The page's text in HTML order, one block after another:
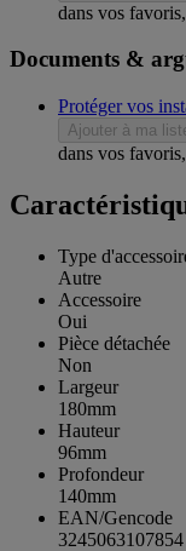
dans vos
Documents &
Protéger vos
Ajouter à ma
dans vos
Type
Autre
Accessoire
Oui
Pièce détachée
Non
Largeur
180mm
Hauteur
96mm
Profondeur
140mm
EAN/Gencode
3245063107854